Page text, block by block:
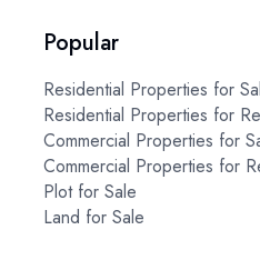
Popular
Residential Properties for
Residential Properties for
Commercial Properties for
Commercial Properties for
Plot for Sale
Land for Sale